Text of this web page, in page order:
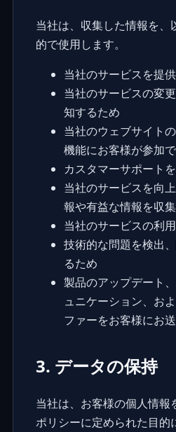
当社は、収集した情報を、
的で使用します。
当社のサービスを提
当社のサービスの変
知するため
当社のウェブサイト
機能にお客様が参加
カスタマーサポート
当社のサービスを向
報や有益な情報を収
当社のサービスの利
技術的な問題を検出
るため
製品のアップデート
ュニケーション、お
ファーをお客様にお
3. データの保持
当社は、お客様の個人情報
ポリシーに定められた目的